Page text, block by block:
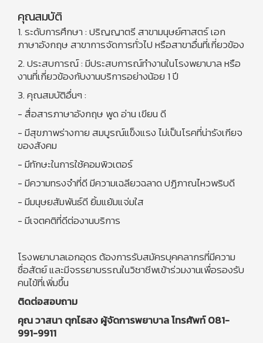
คุณสมบัติ
1. ระดับการศึกษา : ปริญญาตรี สาขามนุษย์ศาสตร์ เอก
ภาษาอังกฤษ สาขาการจัดการทั่วไป หรือสาขาอื่นที่เกี่ยวข้อง
2. ประสบการณ์ : มีประสบการณ์ทำงานในโรงพยาบาล หรือ
งานที่เกี่ยวข้องกับงานบริการอย่างน้อย 1 ปี
3. คุณสมบัติอื่นๆ :
- สื่อสารภาษาอังกฤษ พูด อ่าน เขียน ดี
- มีสุขภาพร่างกาย สมบูรณ์แข็งแรง ไม่เป็นโรคที่น่ารังเกียจ
ของสังคม
- มีทักษะในการใช้คอมพิวเตอร์
- มีความทรงจำที่ดี มีความเฉลียวฉลาด ปฏิภาณไหวพริบดี
- มีมนุษยสัมพันธ์ดี ยิ้มแย้มแจ่มใส
- มีเจตคติที่ดีต่องานบริการ
โรงพยาบาลเอกอุดร ต้องการรับสมัครบุคคลากรที่มีความ
ซื่อสัตย์ และมีจรรยาบรรณในวิชาชีพเข้าร่วมงานเพื่อรองรับ
คนไข้ที่เพิ่มขึ้น
ติดต่อสอบถาม
คุณ วาสนา ตุกไธสง ผู้จัดการพยาบาล โทรศัพท์ 081-
991-9911